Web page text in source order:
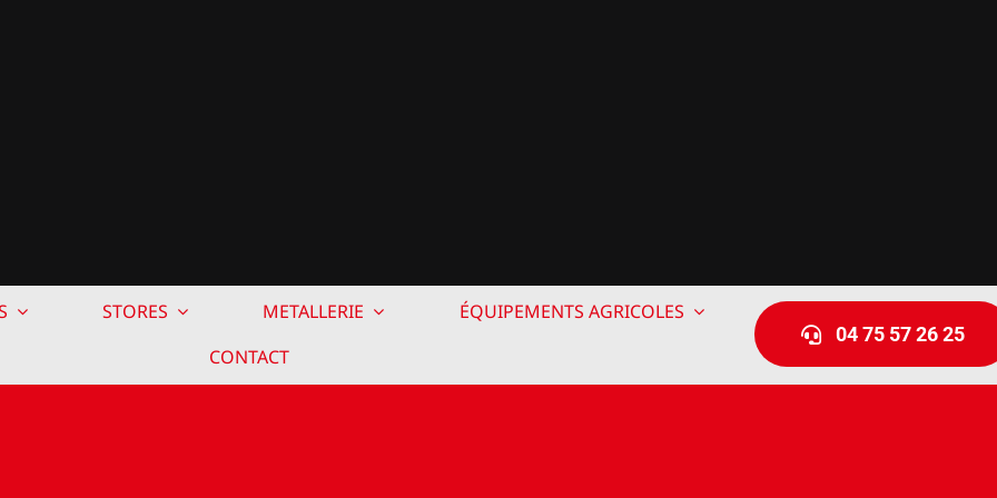
STORES METALLERIE
ÉQUIPEMENTS AGRICOLES
CONTACT
04 75 57 26 25